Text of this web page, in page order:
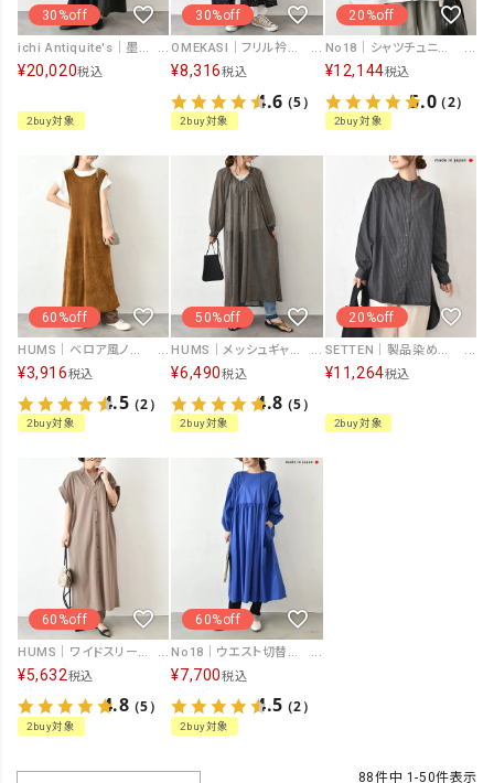
30%off
ichi Antiquite's｜墨汁コーティングシャツワンピース [[1100311]][C]
¥20,020税込
2buy対象
30%off
OMEKASI｜フリル衿前開きワンピース [[hag-168]][C]
¥8,316税込
4.6（5）
2buy対象
20%off
No18｜シャツチュニック [[CE1TN250104B]][C]
¥12,144税込
5.0（2）
2buy対象
60%off
HUMS｜ベロア風ノースリーブワンピース [[C-5102]][C]
¥3,916税込
4.5（2）
2buy対象
50%off
HUMS｜メッシュギャザー2wayワンピース [[HUM-064]][C]
¥6,490税込
4.8（5）
2buy対象
20%off
SETTEN｜製品染めバルーンスリーブシャツ [[SSET-4017]][C]
¥11,264税込
2buy対象
60%off
HUMS｜ワイドスリーブシャツワンピース [[WHU001]][C]
¥5,632税込
4.8（5）
2buy対象
60%off
No18｜ウエスト切替ギャザーワンピース [[H24050]][C]
¥7,700税込
4.5（2）
2buy対象
88件中 1-50件表示